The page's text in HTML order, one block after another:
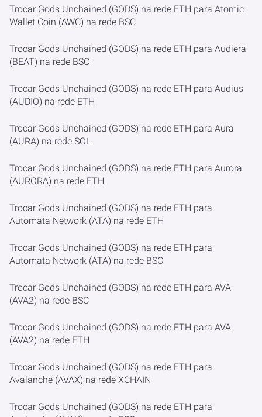
Trocar Gods Unchained (GODS) na rede ETH para Atomic
Wallet Coin (AWC) na rede BSC
Trocar Gods Unchained (GODS) na rede ETH para Audiera
(BEAT) na rede BSC
Trocar Gods Unchained (GODS) na rede ETH para Audius
(AUDIO) na rede ETH
Trocar Gods Unchained (GODS) na rede ETH para Aura
(AURA) na rede SOL
Trocar Gods Unchained (GODS) na rede ETH para Aurora
(AURORA) na rede ETH
Trocar Gods Unchained (GODS) na rede ETH para
Automata Network (ATA) na rede ETH
Trocar Gods Unchained (GODS) na rede ETH para
Automata Network (ATA) na rede BSC
Trocar Gods Unchained (GODS) na rede ETH para AVA
(AVA2) na rede BSC
Trocar Gods Unchained (GODS) na rede ETH para AVA
(AVA2) na rede ETH
Trocar Gods Unchained (GODS) na rede ETH para
Avalanche (AVAX) na rede XCHAIN
Trocar Gods Unchained (GODS) na rede ETH para